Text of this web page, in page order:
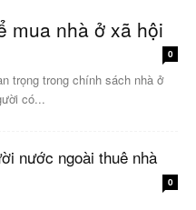
mua nhà ở xã hội
0
trọng trong chính sách nhà ở
có...
nước ngoài thuê nhà
0